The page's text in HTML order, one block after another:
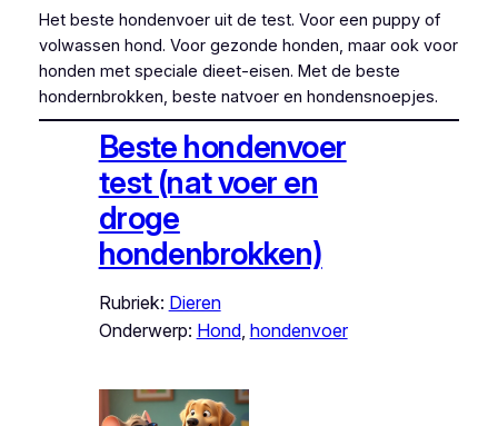
Het beste hondenvoer uit de test. Voor een puppy of
volwassen hond. Voor gezonde honden, maar ook voor
honden met speciale dieet-eisen. Met de beste
hondernbrokken, beste natvoer en hondensnoepjes.
Beste hondenvoer
test (nat voer en
droge
hondenbrokken)
Rubriek: Dieren
Onderwerp: Hond, hondenvoer